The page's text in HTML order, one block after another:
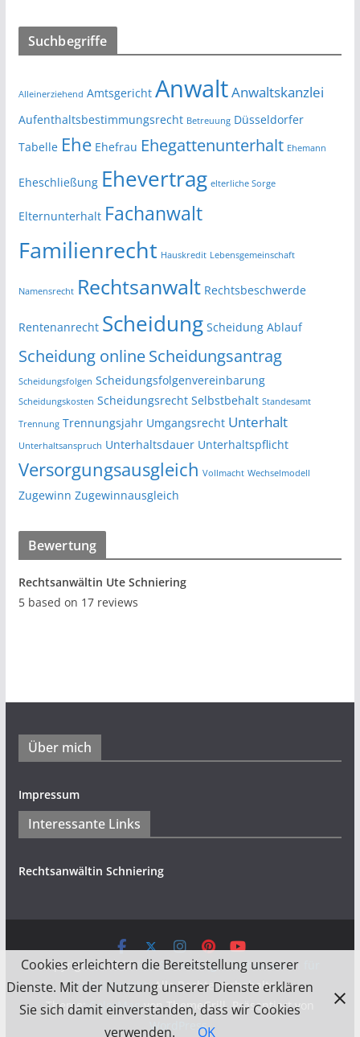
Suchbegriffe
Alleinerziehend Amtsgericht AnwaltAnwaltskanzlei
Aufenthaltsbestimmungsrecht Betreuung Düsseldorfer
Tabelle Ehe Ehefrau Ehegattenunterhalt Ehemann
Eheschließung Ehevertrag elterliche Sorge
Elternunterhalt Fachanwalt
Familienrecht Hauskredit Lebensgemeinschaft
Namensrecht Rechtsanwalt Rechtsbeschwerde
Rentenanrecht Scheidung Scheidung Ablauf
Scheidung onlineScheidungsantrag
Scheidungsfolgen Scheidungsfolgenvereinbarung
Scheidungskosten Scheidungsrecht Selbstbehalt Standesamt
Trennung Trennungsjahr Umgangsrecht Unterhalt
Unterhaltsanspruch Unterhaltsdauer Unterhaltspflicht
Versorgungsausgleich Vollmacht Wechselmodell
Zugewinn Zugewinnausgleich
Bewertung
Rechtsanwältin Ute Schniering
5based on 17reviews
Über mich
Impressum
Interessante Links
Rechtsanwältin Schniering
Copyright © 2026Ute Schniering – Fachanwältin für
Familienrecht. Alle Rechte vorbehalten.
Theme:ColorMagvon ThemeGrill. Präsentiert von
WordPress.
Cookies erleichtern die Bereitstellung unserer
Dienste. Mit der Nutzung unserer Dienste erklären
Sie sich damit einverstanden, dass wir Cookies
verwenden.
OK